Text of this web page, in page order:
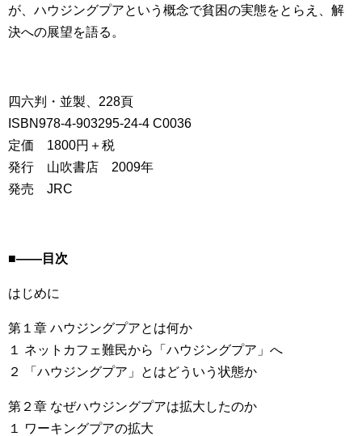
が、ハウジングプアという概念で貧困の実態をとらえ、解
決への展望を語る。
四六判・並製、228頁
ISBN978-4-903295-24-4 C0036
定価 1800円＋税
発行 山吹書店 2009年
発売 JRC
■――目次
はじめに
第１章 ハウジングプアとは何か
１ ネットカフェ難民から「ハウジングプア」へ
２ 「ハウジングプア」とはどういう状態か
第２章 なぜハウジングプアは拡大したのか
１ ワーキングプアの拡大